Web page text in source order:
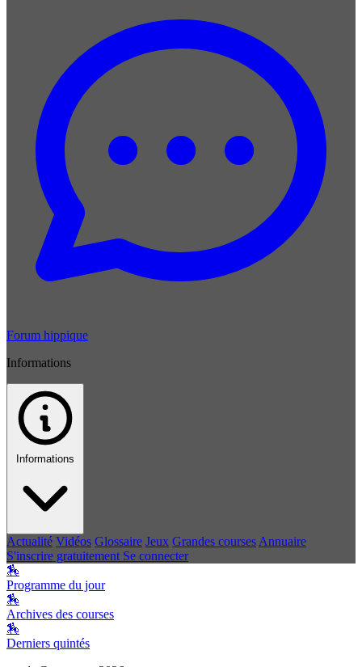
Forum hippique
Informations
Informations
Actualité Vidéos Glossaire Jeux Grandes courses Annuaire
S'inscrire gratuitement Se connecter
🏇
Programme du jour
🏇
Archives des courses
🏇
Derniers quintés